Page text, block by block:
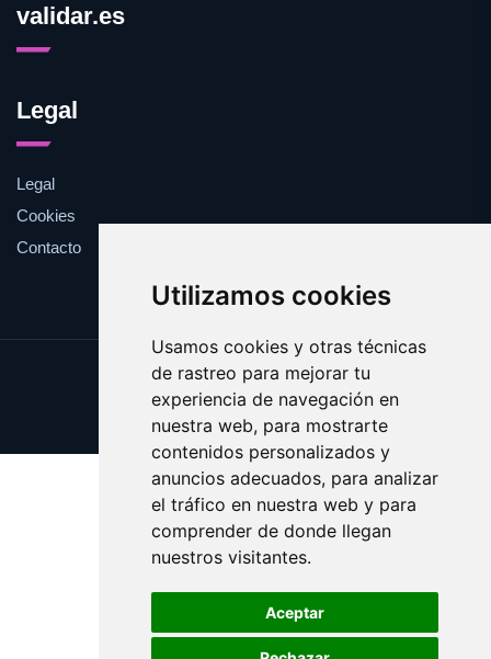
Utilizamos cookies
Usamos cookies y otras técnicas
de rastreo para mejorar tu
experiencia de navegación en
nuestra web, para mostrarte
contenidos personalizados y
anuncios adecuados, para analizar
el tráfico en nuestra web y para
comprender de donde llegan
nuestros visitantes.
Aceptar
validar.es
Legal
Legal
Cookies
Contacto
Update cookies preferences
Copyright © 2025 validar.es